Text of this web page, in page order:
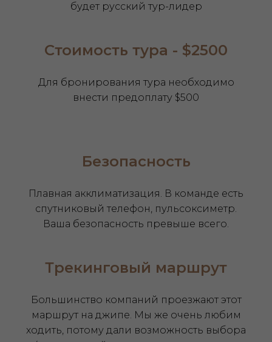
будет русский тур-лидер
Стоимость тура - $2500
Для бронирования тура необходимо
внести предоплату $500
Безопасность
Плавная акклиматизация. В команде есть
спутниковый телефон, пульсоксиметр.
Ваша безопасность превыше всего.
Трекинговый маршрут
Большинство компаний проезжают этот
маршрут на джипе. Мы же очень любим
ходить, потому дали возможность выбора